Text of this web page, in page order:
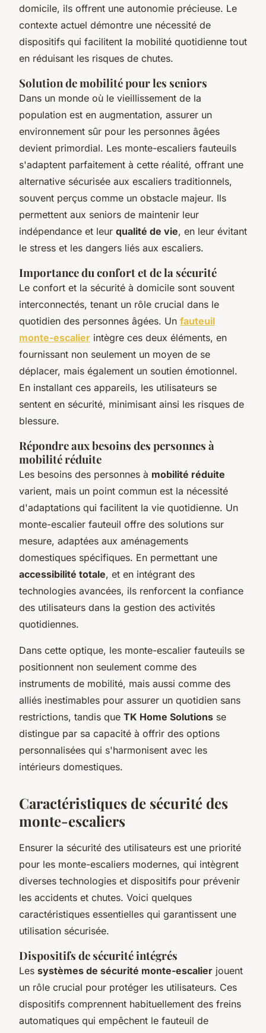
domicile, ils offrent une autonomie précieuse. Le
contexte actuel démontre une nécessité de
dispositifs qui facilitent la mobilité quotidienne tout
en réduisant les risques de chutes.
Solution de mobilité pour les seniors
Dans un monde où le vieillissement de la
population est en augmentation, assurer un
environnement sûr pour les personnes âgées
devient primordial. Les monte-escaliers fauteuils
s'adaptent parfaitement à cette réalité, offrant une
alternative sécurisée aux escaliers traditionnels,
souvent perçus comme un obstacle majeur. Ils
permettent aux seniors de maintenir leur
indépendance et leur qualité de vie, en leur évitant
le stress et les dangers liés aux escaliers.
Importance du confort et de la sécurité
Le confort et la sécurité à domicile sont souvent
interconnectés, tenant un rôle crucial dans le
quotidien des personnes âgées. Un fauteuil
monte-escalier intègre ces deux éléments, en
fournissant non seulement un moyen de se
déplacer, mais également un soutien émotionnel.
En installant ces appareils, les utilisateurs se
sentent en sécurité, minimisant ainsi les risques de
blessure.
Répondre aux besoins des personnes à
mobilité réduite
Les besoins des personnes à mobilité réduite
varient, mais un point commun est la nécessité
d'adaptations qui facilitent la vie quotidienne. Un
monte-escalier fauteuil offre des solutions sur
mesure, adaptées aux aménagements
domestiques spécifiques. En permettant une
accessibilité totale, et en intégrant des
technologies avancées, ils renforcent la confiance
des utilisateurs dans la gestion des activités
quotidiennes.
Dans cette optique, les monte-escalier fauteuils se
positionnent non seulement comme des
instruments de mobilité, mais aussi comme des
alliés inestimables pour assurer un quotidien sans
restrictions, tandis que TK Home Solutions se
distingue par sa capacité à offrir des options
personnalisées qui s'harmonisent avec les
intérieurs domestiques.
Caractéristiques de sécurité des
monte-escaliers
Ensurer la sécurité des utilisateurs est une priorité
pour les monte-escaliers modernes, qui intègrent
diverses technologies et dispositifs pour prévenir
les accidents et chutes. Voici quelques
caractéristiques essentielles qui garantissent une
utilisation sécurisée.
Dispositifs de sécurité intégrés
Les systèmes de sécurité monte-escalier jouent
un rôle crucial pour protéger les utilisateurs. Ces
dispositifs comprennent habituellement des freins
automatiques qui empêchent le fauteuil de